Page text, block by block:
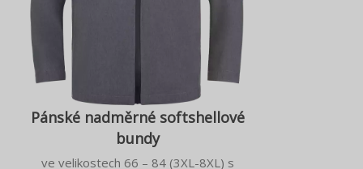
Pánské nadměrné softshellové
bundy
ve velikostech 66 – 84 (3XL-8XL) s